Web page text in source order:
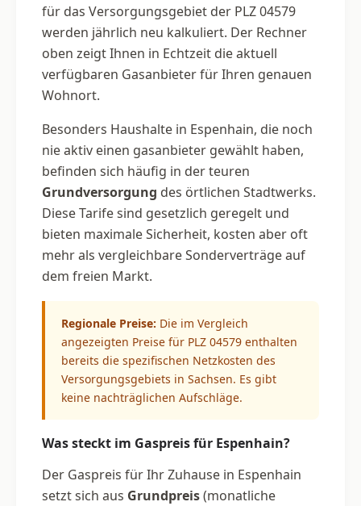
für das Versorgungsgebiet der PLZ 04579
werden jährlich neu kalkuliert. Der Rechner
oben zeigt Ihnen in Echtzeit die aktuell
verfügbaren Gasanbieter für Ihren genauen
Wohnort.
Besonders Haushalte in Espenhain, die noch
nie aktiv einen gasanbieter gewählt haben,
befinden sich häufig in der teuren
Grundversorgung des örtlichen Stadtwerks.
Diese Tarife sind gesetzlich geregelt und
bieten maximale Sicherheit, kosten aber oft
mehr als vergleichbare Sonderverträge auf
dem freien Markt.
Regionale Preise: Die im Vergleich
angezeigten Preise für PLZ 04579 enthalten
bereits die spezifischen Netzkosten des
Versorgungsgebiets in Sachsen. Es gibt
keine nachträglichen Aufschläge.
Was steckt im Gaspreis für Espenhain?
Der Gaspreis für Ihr Zuhause in Espenhain
setzt sich aus Grundpreis(monatliche